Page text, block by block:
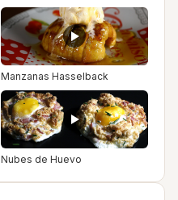
Manzanas Hasselback
Nubes de Huevo